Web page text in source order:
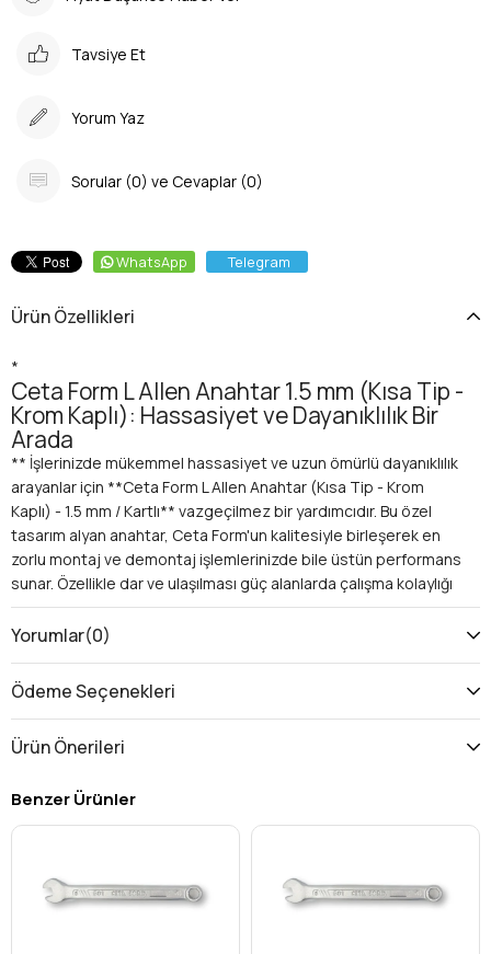
Tavsiye Et
Yorum Yaz
Sorular (0) ve Cevaplar (0)
WhatsApp Telegram
Ürün Özellikleri
*
Ceta Form L Allen Anahtar 1.5 mm (Kısa Tip -
Krom Kaplı): Hassasiyet ve Dayanıklılık Bir
Arada
** İşlerinizde mükemmel hassasiyet ve uzun ömürlü dayanıklılık
arayanlar için **Ceta Form L Allen Anahtar (Kısa Tip - Krom
Kaplı) - 1.5 mm / Kartlı** vazgeçilmez bir yardımcıdır. Bu özel
tasarım alyan anahtar, Ceta Form'un kalitesiyle birleşerek en
zorlu montaj ve demontaj işlemlerinizde bile üstün performans
sunar. Özellikle dar ve ulaşılması güç alanlarda çalışma kolaylığı
sağlayan kısa tipi ve korozyona karşı dirençli krom
kaplamasıyla, bu 1.5 mm'lik L anahtar, takım çantanızın en
Neden Ceta Form 1.5 mm L Allen Anahtar Tercih
Etmelisiniz?
çeliğinden üretilmiş olup, uzun süreli kullanıma uygun
Krom Kaplama Sayesinde Paslanmazlık:
yüzeyi sayesinde paslanma ve korozyona karşı
Hassas 1.5 mm Ölçü: Küçük ve hassas bağlantı
Yorumlar(0)
Ödeme Seçenekleri
Ürün Önerileri
Benzer Ürünler